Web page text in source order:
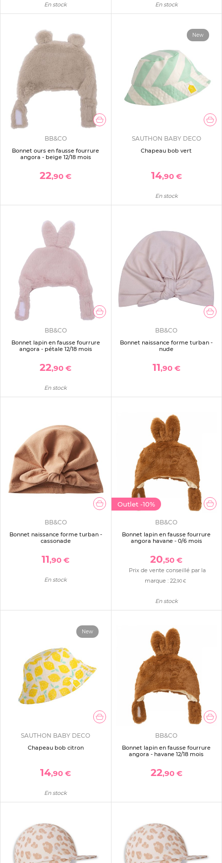
En stock En stock
BB&CO
Bonnet ours en fausse fourrure
angora - beige 12/18 mois
22,90 €
New
SAUTHON BABY DECO
Chapeau bob vert
14,90 €
En stock
BB&CO
Bonnet lapin en fausse fourrure
angora - pétale 12/18 mois
22,90 €
En stock
BB&CO
Bonnet naissance forme turban -
nude
11,90 €
BB&CO
Bonnet naissance forme turban -
cassonade
11,90 €
En stock
Outlet -10%
BB&CO
Bonnet lapin en fausse fourrure
angora havane - 0/6 mois
20,50 €
Prix de vente conseillé par la
marque : 22,90 €
En stock
New
SAUTHON BABY DECO
Chapeau bob citron
14,90 €
En stock
BB&CO
Bonnet lapin en fausse fourrure
angora - havane 12/18 mois
22,90 €